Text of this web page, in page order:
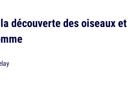
découverte des oiseaux et